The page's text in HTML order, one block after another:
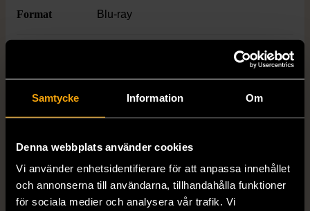
Samtycke Information Om
Denna webbplats använder cookies
Vi använder enhetsidentifierare för att anpassa innehållet
och annonserna till användarna, tillhandahålla funktioner
för sociala medier och analysera vår trafik. Vi
engelska. Ett måste för dig som vill
djupdyka i trollkarlsvärlden, återuppleva
magin och samla hela berättelsen. En
perfekt present för alla som älskar fantasy
Format Blu-ray
Publisher Warner Bros
Age limit 11